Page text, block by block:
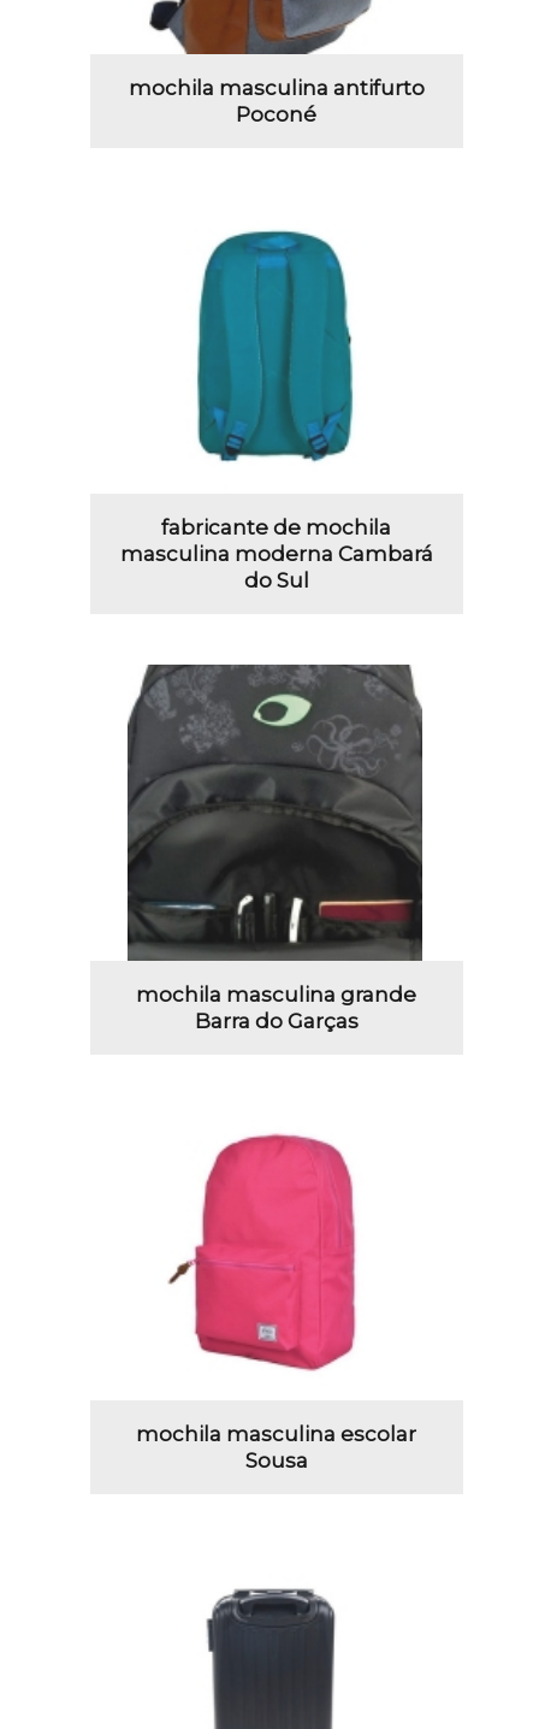
mochila masculina antifurto
Poconé
fabricante de mochila
masculina moderna Cambará
do Sul
mochila masculina grande
Barra do Garças
mochila masculina escolar
Sousa